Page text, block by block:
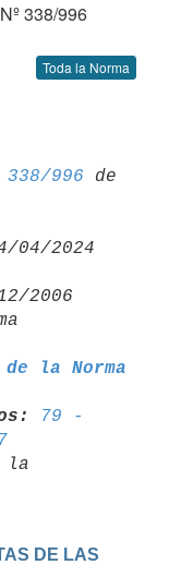
338/996
Toda la Norma
338/996 de
04/2024
la Norma
79 -
la
DE LAS